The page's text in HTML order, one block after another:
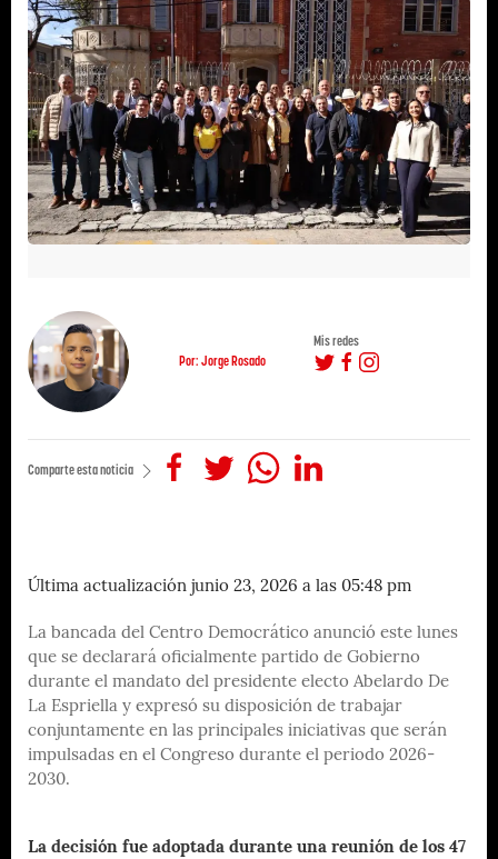
Por: Jorge Rosado
Mis redes
Comparte esta noticia
Última actualización junio 23, 2026 a las 05:48 pm
La bancada del Centro Democrático anunció este lunes
que se declarará oficialmente partido de Gobierno
durante el mandato del presidente electo Abelardo De
La Espriella y expresó su disposición de trabajar
conjuntamente en las principales iniciativas que serán
impulsadas en el Congreso durante el periodo 2026-
2030.
La decisión fue adoptada durante una reunión de los 47